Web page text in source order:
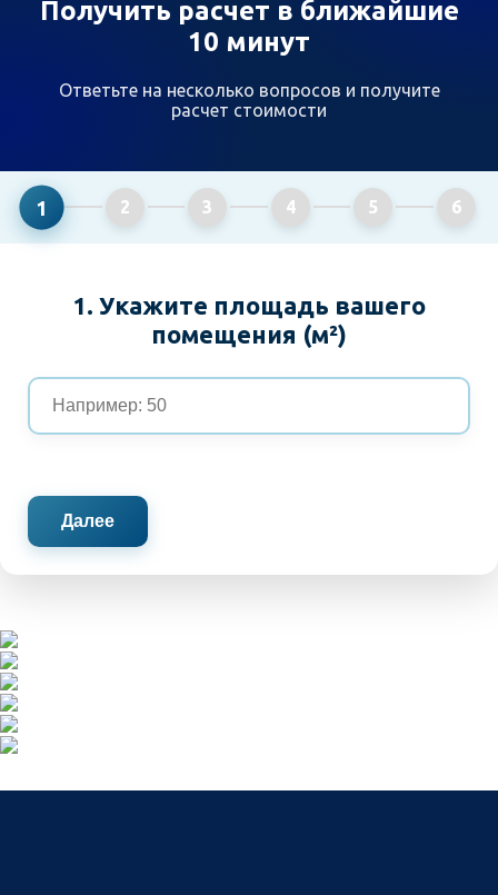
Получить расчет в ближайшие
10 минут
Ответьте на несколько вопросов и получите
расчет стоимости
1 2 3 4 5 6
1. Укажите площадь вашего
помещения (м²)
Далее